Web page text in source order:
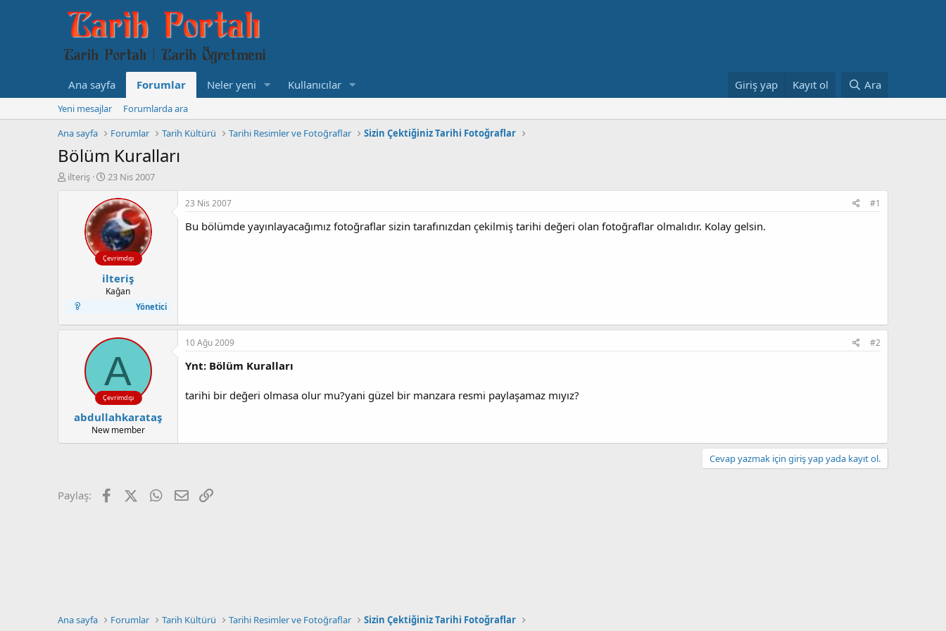
Ana sayfa Forumlar Neler yeni Kullanıcılar Giriş yap Kayıt ol Ara
Yeni mesajlar
Forumlarda ara
Ana sayfa
Forumlar Tarih Kültürü Tarihi Resimler ve Fotoğraflar Sizin Çektiğiniz Tarihi Fotoğraflar
Bölüm Kuralları
K
t
ilteriş
B
ş
l
a
n
g
ı
ç
t
i
h
23 Nis 2007
Çevrimdışı
ilteriş
Kağan
Yönetici
23 Nis 2007 #1
Bu bölümde yayınlayacağımız fotoğraflar sizin tarafınızdan çekilmiş tarihi değeri olan fotoğraflar olmalıdır. Kolay gelsin.
A
Çevrimdışı
abdullahkarataş
New member
10 Ağu 2009 #2
Ynt: Bölüm Kuralları
tarihi bir değeri olmasa olur mu?yani güzel bir manzara resmi paylaşamaz mıyız?
Cevap yazmak için giriş yap yada kayıt ol.
Paylaş: FacebookX (Twitter)WhatsApp
E-posta
Ana sayfa Forumlar Tarih Kültürü Tarihi Resimler ve Fotoğraflar Sizin Çektiğiniz Tarihi Fotoğraflar